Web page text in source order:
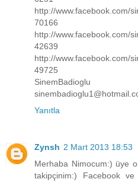
http://www.facebook.com/
70166
http://www.facebook.com/
42639
http://www.facebook.com/
49725
SinemBadioglu
Yanıtla
Zynsh 2 Mart 2013 18:53
Merhaba Nimocum:) üye
takipçinim:) Facebook ve